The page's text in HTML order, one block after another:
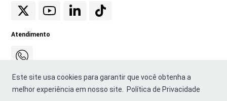
Este site usa cookies para garantir que você obtenha a
melhor experiência em nosso site. Política de Privacidade
Atendimento